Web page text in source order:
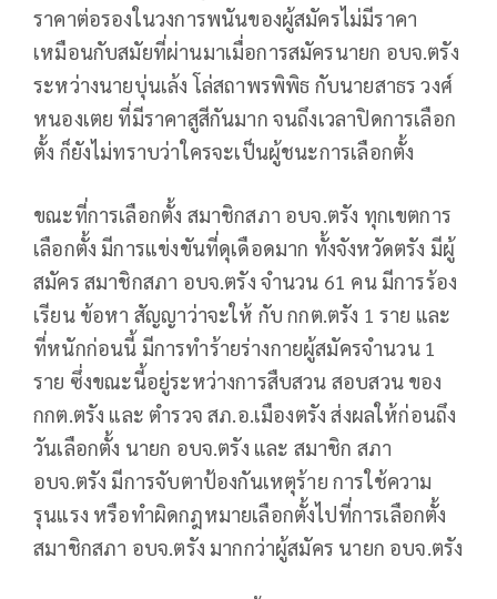
ราคาต่อรองในวงการพนันของผู้สมัครไม่มีราคา
เหมือนกับสมัยที่ผ่านมาเมื่อการสมัครนายก อบจ.ตรัง
ระหว่างนายบุ่นเล้ง โล่สถาพรพิพิธ กับนายสาธร วงศ์
หนองเตย ที่มีราคาสูสีกันมาก จนถึงเวลาปิดการเลือก
ตั้ง ก็ยังไม่ทราบว่าใครจะเป็นผู้ชนะการเลือกตั้ง
ขณะที่การเลือกตั้ง สมาชิกสภา อบจ.ตรัง ทุกเขตการ
เลือกตั้ง มีการแข่งขันที่ดุเดือดมาก ทั้งจังหวัดตรัง มีผู้
สมัคร สมาชิกสภา อบจ.ตรัง จำนวน 61 คน มีการร้อง
เรียน ข้อหา สัญญาว่าจะให้ กับ กกต.ตรัง 1 ราย และ
ที่หนักก่อนนี้ มีการทำร้ายร่างกายผู้สมัครจำนวน 1
ราย ซึ่งขณะนี้อยู่ระหว่างการสืบสวน สอบสวน ของ
กกต.ตรัง และ ตำรวจ สภ.อ.เมืองตรัง ส่งผลให้ก่อนถึง
วันเลือกตั้ง นายก อบจ.ตรัง และ สมาชิก สภา
อบจ.ตรัง มีการจับตาป้องกันเหตุร้าย การใช้ความ
รุนแรง หรือทำผิดกฎหมายเลือกตั้งไปที่การเลือกตั้ง
สมาชิกสภา อบจ.ตรัง มากกว่าผู้สมัคร นายก อบจ.ตรัง